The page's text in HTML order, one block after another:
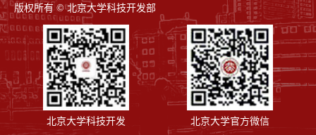
版权所有 © 北京大学科技开发部
北京大学科技开发 北京大学官方微信